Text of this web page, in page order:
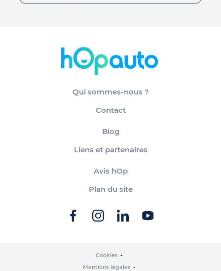
Qui sommes-nous ?
Contact
Blog
Liens et partenaires
Avis hOp
Plan du site
Cookies
Mentions légales